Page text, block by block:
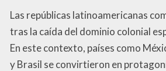
Las repúblicas latinoamericanas
tras la caída del dominio colonial
En este contexto, países como
y Brasil se convirtieron en